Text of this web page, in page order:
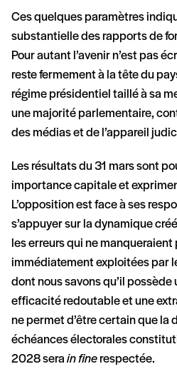
Ces quelques paramètres
substantielle des rapports de
Pour autant l’avenir n’est pas
reste fermement à la tête du
régime présidentiel taillé à sa
une majorité parlementaire,
des médias et de l’appareil
Les résultats du 31 mars sont
importance capitale et
L’opposition est face à ses
s’appuyer sur la dynamique
les erreurs qui ne manqueraient
immédiatement exploitées par
dont nous savons qu’il possède
efficacité redoutable et une
ne permet d’être certain que la
échéances électorales
2028 sera in fine respectée.